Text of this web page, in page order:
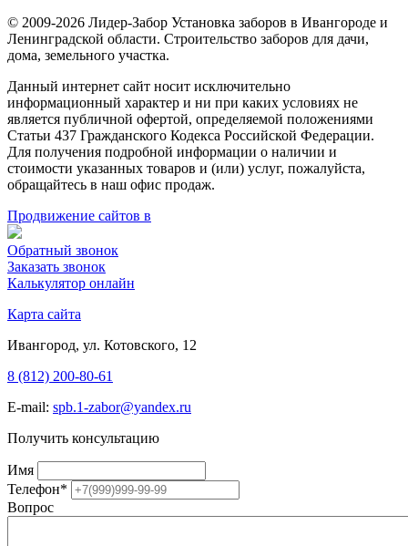
© 2009-2026 Лидер-Забор Установка заборов в Ивангороде и
Ленинградской области. Строительство заборов для дачи,
дома, земельного участка.
Данный интернет сайт носит исключительно
информационный характер и ни при каких условиях не
является публичной офертой, определяемой положениями
Статьи 437 Гражданского Кодекса Российской Федерации.
Для получения подробной информации о наличии и
стоимости указанных товаров и (или) услуг, пожалуйста,
обращайтесь в наш офис продаж.
Продвижение сайтов в
Обратный звонок
Заказать звонок
Калькулятор онлайн
Карта сайта
Ивангород, ул. Котовского, 12
8 (812) 200-80-61
E-mail: spb.1-zabor@yandex.ru
Получить консультацию
Имя
Телефон*
Вопрос